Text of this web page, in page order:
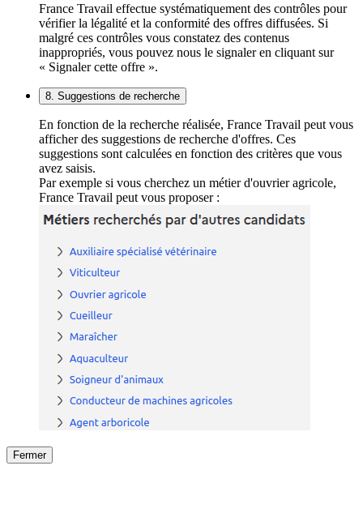
France Travail effectue systématiquement des contrôles pour
vérifier la légalité et la conformité des offres diffusées. Si
malgré ces contrôles vous constatez des contenus
inappropriés, vous pouvez nous le signaler en cliquant sur
« Signaler cette offre ».
8. Suggestions de recherche
En fonction de la recherche réalisée, France Travail peut vous
afficher des suggestions de recherche d'offres. Ces
suggestions sont calculées en fonction des critères que vous
avez saisis.
Par exemple si vous cherchez un métier d'ouvrier agricole,
France Travail peut vous proposer :
Fermer